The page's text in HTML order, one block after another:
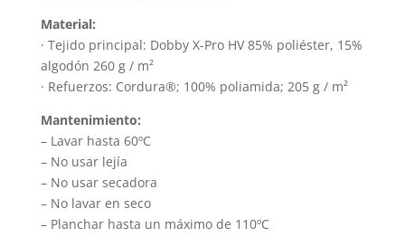
Material:
· Tejido principal: Dobby X-Pro HV 85% poliéster, 15%
algodón 260 g / m²
· Refuerzos: Cordura®; 100% poliamida; 205 g / m²
Mantenimiento:
– Lavar hasta 60ºC
– No usar lejía
– No usar secadora
– No lavar en seco
– Planchar hasta un máximo de 110ºC